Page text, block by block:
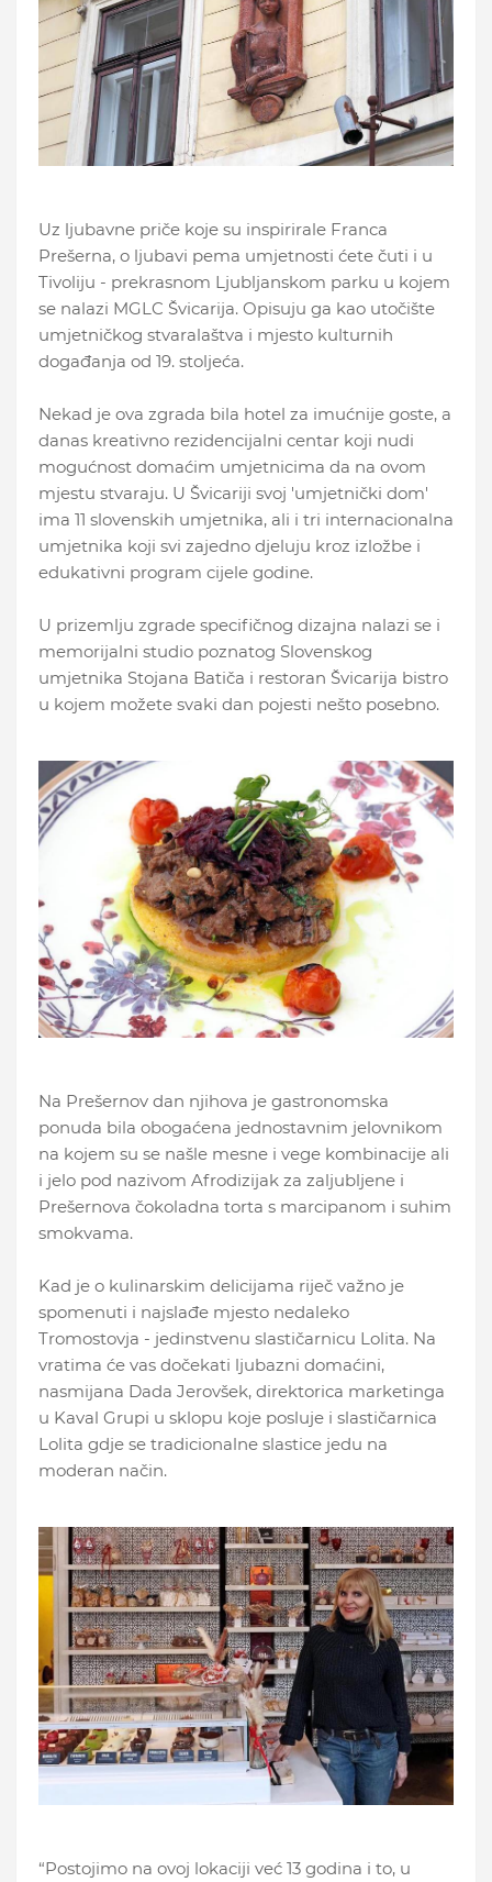
Uz ljubavne priče koje su inspirirale Franca
Prešerna, o ljubavi pema umjetnosti ćete čuti i u
Tivoliju - prekrasnom Ljubljanskom parku u kojem
se nalazi MGLC Švicarija. Opisuju ga kao utočište
umjetničkog stvaralaštva i mjesto kulturnih
događanja od 19. stoljeća.
Nekad je ova zgrada bila hotel za imućnije goste, a
danas kreativno rezidencijalni centar koji nudi
mogućnost domaćim umjetnicima da na ovom
mjestu stvaraju. U Švicariji svoj 'umjetnički dom'
ima 11 slovenskih umjetnika, ali i tri internacionalna
umjetnika koji svi zajedno djeluju kroz izložbe i
edukativni program cijele godine.
U prizemlju zgrade specifičnog dizajna nalazi se i
memorijalni studio poznatog Slovenskog
umjetnika Stojana Batiča i restoran Švicarija bistro
u kojem možete svaki dan pojesti nešto posebno.
Na Prešernov dan njihova je gastronomska
ponuda bila obogaćena jednostavnim jelovnikom
na kojem su se našle mesne i vege kombinacije ali
i jelo pod nazivom Afrodizijak za zaljubljene i
Prešernova čokoladna torta s marcipanom i suhim
smokvama.
Kad je o kulinarskim delicijama riječ važno je
spomenuti i najslađe mjesto nedaleko
Tromostovja - jedinstvenu slastičarnicu Lolita. Na
vratima će vas dočekati ljubazni domaćini,
nasmijana Dada Jerovšek, direktorica marketinga
u Kaval Grupi u sklopu koje posluje i slastičarnica
Lolita gdje se tradicionalne slastice jedu na
moderan način.
“Postojimo na ovoj lokaciji već 13 godina i to, u